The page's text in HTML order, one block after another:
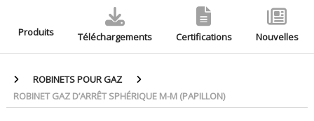
Produits Téléchargements Certifications Nouvelles
ROBINETS POUR GAZ
ROBINET GAZ D’ARRÊT SPHÉRIQUE M-M (PAPILLON)